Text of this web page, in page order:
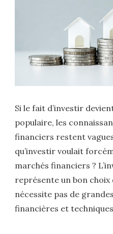
Si le fait d’investir
populaire, les
financiers restent
qu’investir voulait
marchés financiers ?
représente un bon choix
nécessite pas de
financières et